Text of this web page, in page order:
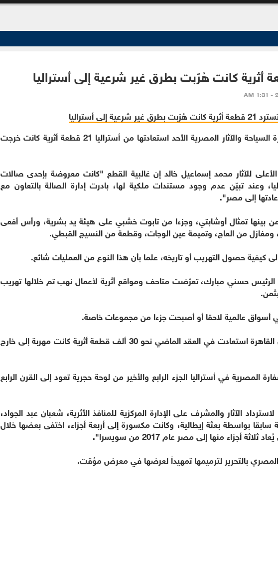
الوقائع الإخبارية : أعلنت وزارة السياحة والآثار المصرية الأحد استعادتها من أستراليا 21 قطعة أثرية كانت خرجت
للآثار محمد إسماعيل خالد إن غالبية القطع "كانت معروضة بإحدى صالات
وعند تبيّن عدم وجود مستندات ملكية لها، بادرت إدارة الصالة بالتعاون مع
إلى مصر".
بينها تمثال أوشابتي، وجزءا من تابوت خشبي على هيئة يد بشرية، ورأس أفعى
من العاج، وتميمة عين الوجات، وقطعة من النسيج القبطي.
كيفية حصول التهريب أو تاريخه، علما بأن هذا النوع من العمليات شائع.
العام 2011 ضد الرئيس حسني مبارك، تعرّضت متاحف ومواقع أثرية لأعمال نهب تم خلالها تهريب
عالمية لاحقا أو أصبحت جزءا من مجموعات خاصة.
يقول مسؤولون مصريون إن القاهرة استعادت في العقد الماضي نحو 30 ألف قطعة أثرية كانت مهربة إلى خارج
في أستراليا الجزء الرابع والأخير من لوحة حجرية تعود إلى القرن الرابع
الآثار والمشرف على الإدارة المركزية للمنافذ الأثرية، شعبان عبد الجواد،
بواسطة بعثة إيطالية، وكانت مكسورة إلى أربعة أجزاء، اختفى بعضها خلال
بالتحرير لترميمها تمهيداً لعرضها في معرض مؤقت.